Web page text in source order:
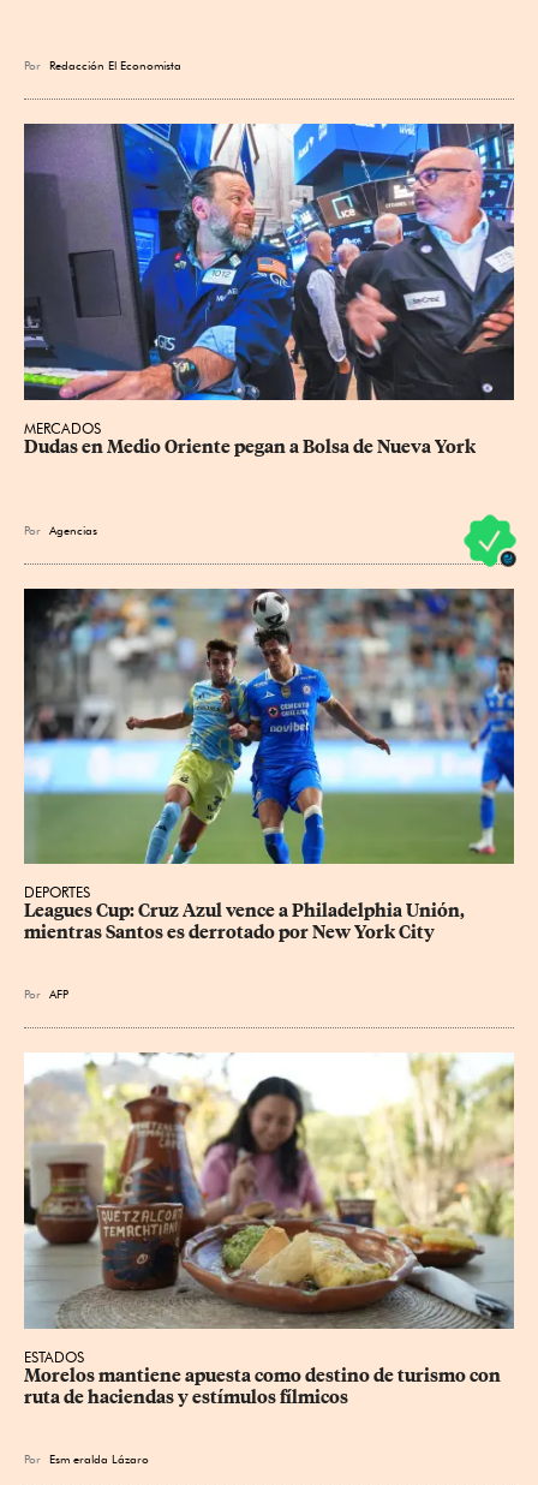
Por Redacción El Economista
MERCADOS
Dudas en Medio Oriente pegan a Bolsa de Nueva York
Por Agencias
DEPORTES
Leagues Cup: Cruz Azul vence a Philadelphia Unión,
mientras Santos es derrotado por New York City
Por AFP
ESTADOS
Morelos mantiene apuesta como destino de turismo con
ruta de haciendas y estímulos fílmicos
Por Esm eralda Lázaro